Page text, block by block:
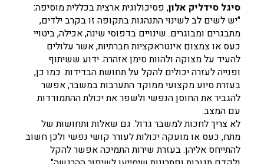
סיגל סידליק אלון, פסיכולוגית ארצית בכללית מוסיפה:
"יש לשים לב לשינוי התנהגות בתקופה זו בקרב ילדים,
מתבגרים ומבוגרים. שינויים בדפוסי שינה, אכילה, ביטויי
כעס או צמצום אינטראקציות חברתיות, אשר עלולים
להעיד על מצוקה ולהוות סימן אזהרה. ידוע ששיתוף
ופנייה לעזרה יכולים להקל על תחושת הבדידות. כמו כן,
בעזרת סיוע מקצועי ממוקד התערבות במשבר, אפשר
להגביר את החוסן הנפשי ולשפר את יכולת ההתמודדות
עם המצב.
לא צריך לחכות למשבר גדול. גם שאלות ותחושות של
מתח, כעס או מועקה יכולות לעורר קושי נפשי ולכן חשוב
להתייחס אליהן. בעזרת שירות התמיכה אפשר להקל